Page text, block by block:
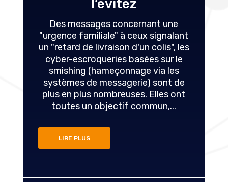
l’évitez
Des messages concernant une
"urgence familiale" à ceux signalant
un "retard de livraison d'un colis", les
cyber-escroqueries basées sur le
smishing (hameçonnage via les
systèmes de messagerie) sont de
plus en plus nombreuses. Elles ont
toutes un objectif commun,...
LIRE PLUS